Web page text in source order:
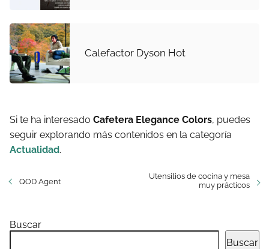
Calefactor Dyson Hot
Si te ha interesado Cafetera Elegance Colors, puedes
seguir explorando más contenidos en la categoría
Actualidad.
QOD Agent
Utensilios de cocina y mesa
muy prácticos
Buscar
Buscar